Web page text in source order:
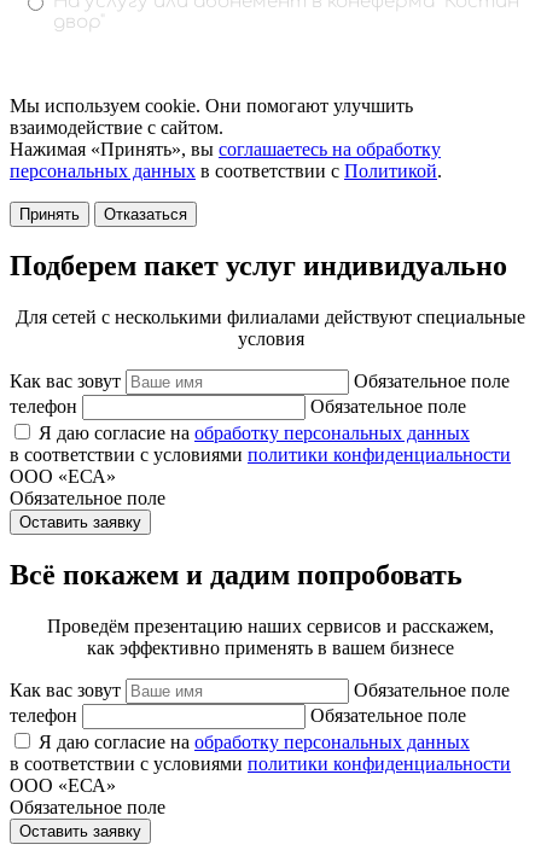
Мы используем cookie. Они помогают улучшить
взаимодействие с сайтом.
Нажимая «Принять», вы соглашаетесь на обработку
персональных данных в соответствии с Политикой.
Принять Отказаться
Подберем пакет услуг индивидуально
Для сетей с несколькими филиалами действуют специальные
условия
Как вас зовут
Обязательное поле
телефон
Обязательное поле
Я даю согласие на обработку персональных данных
в соответствии с условиями политики конфиденциальности
ООО «ЕСА»
Обязательное поле
Оставить заявку
Всё покажем и дадим попробовать
Проведём презентацию наших сервисов и расскажем,
как эффективно применять в вашем бизнесе
Как вас зовут
Обязательное поле
телефон
Обязательное поле
Я даю согласие на обработку персональных данных
в соответствии с условиями политики конфиденциальности
ООО «ЕСА»
Обязательное поле
Оставить заявку